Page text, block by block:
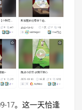
17。这一天恰逢